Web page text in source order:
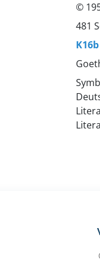
©
481
K16b